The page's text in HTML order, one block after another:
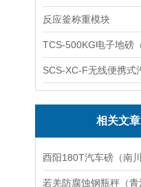
反应釜称重模块
相关文章